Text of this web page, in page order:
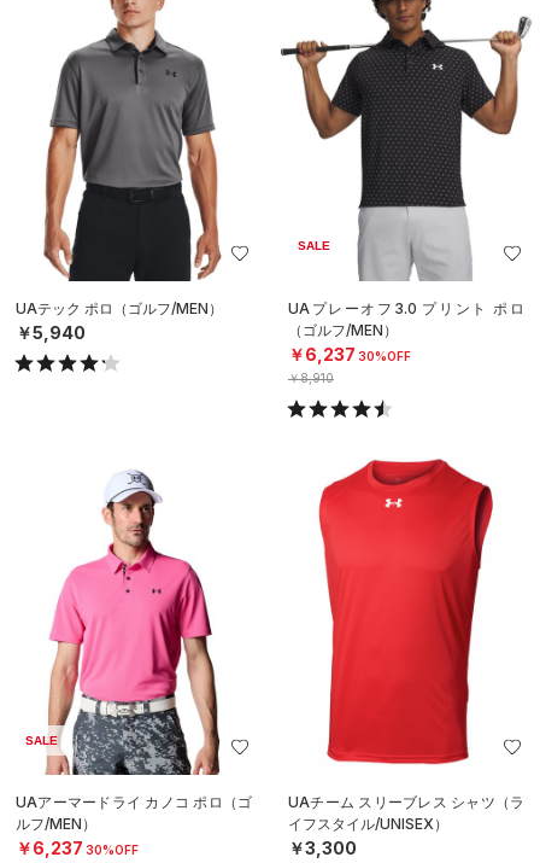
UAテック ポロ（ゴルフ/MEN）
￥5,940
SALE
UAプレーオフ3.0 プリント ポロ
（ゴルフ/MEN）
￥6,237 30%OFF
￥8,910
SALE
UAアーマードライ カノコ ポロ（ゴ
ルフ/MEN）
￥6,237 30%OFF
UAチーム スリーブレス シャツ（ラ
イフスタイル/UNISEX）
￥3,300